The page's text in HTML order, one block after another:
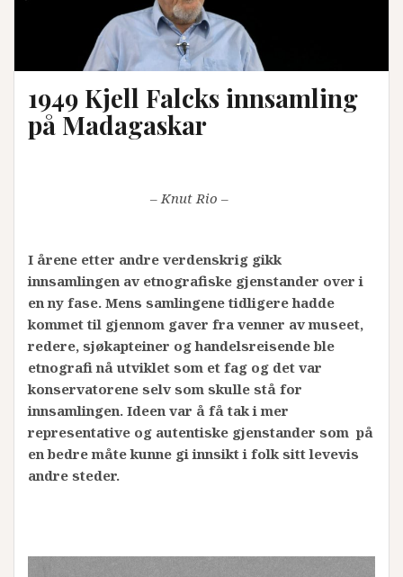
1949 Kjell Falcks innsamling
på Madagaskar
– Knut Rio –
I årene etter andre verdenskrig gikk
innsamlingen av etnografiske gjenstander over i
en ny fase. Mens samlingene tidligere hadde
kommet til gjennom gaver fra venner av museet,
redere, sjøkapteiner og handelsreisende ble
etnografi nå utviklet som et fag og det var
konservatorene selv som skulle stå for
innsamlingen. Ideen var å få tak i mer
representative og autentiske gjenstander som på
en bedre måte kunne gi innsikt i folk sitt levevis
andre steder.